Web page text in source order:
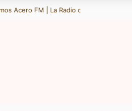
FM | La Radio de Ramallo |